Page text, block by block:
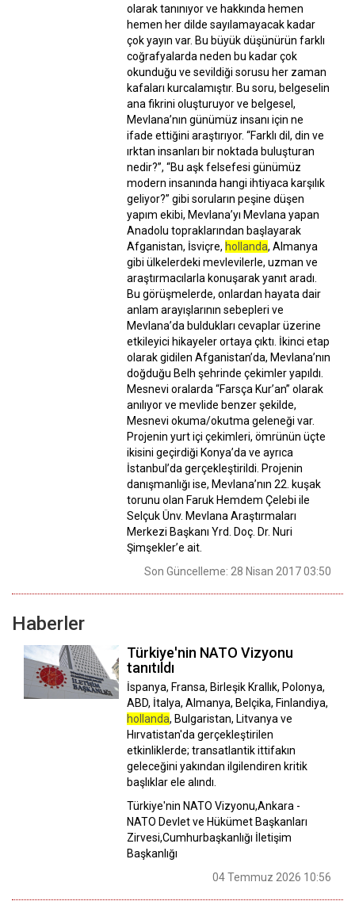
olarak tanınıyor ve hakkında hemen
hemen her dilde sayılamayacak kadar
çok yayın var. Bu büyük düşünürün farklı
coğrafyalarda neden bu kadar çok
okunduğu ve sevildiği sorusu her zaman
kafaları kurcalamıştır. Bu soru, belgeselin
ana fikrini oluşturuyor ve belgesel,
Mevlana’nın günümüz insanı için ne
ifade ettiğini araştırıyor. “Farklı dil, din ve
ırktan insanları bir noktada buluşturan
nedir?”, “Bu aşk felsefesi günümüz
modern insanında hangi ihtiyaca karşılık
geliyor?” gibi soruların peşine düşen
yapım ekibi, Mevlana’yı Mevlana yapan
Anadolu topraklarından başlayarak
Afganistan, İsviçre, hollanda, Almanya
gibi ülkelerdeki mevlevilerle, uzman ve
araştırmacılarla konuşarak yanıt aradı.
Bu görüşmelerde, onlardan hayata dair
anlam arayışlarının sebepleri ve
Mevlana’da buldukları cevaplar üzerine
etkileyici hikayeler ortaya çıktı. İkinci etap
olarak gidilen Afganistan’da, Mevlana’nın
doğduğu Belh şehrinde çekimler yapıldı.
Mesnevi oralarda “Farsça Kur’an” olarak
anılıyor ve mevlide benzer şekilde,
Mesnevi okuma/okutma geleneği var.
Projenin yurt içi çekimleri, ömrünün üçte
ikisini geçirdiği Konya’da ve ayrıca
İstanbul’da gerçekleştirildi. Projenin
danışmanlığı ise, Mevlana’nın 22. kuşak
torunu olan Faruk Hemdem Çelebi ile
Selçuk Ünv. Mevlana Araştırmaları
Merkezi Başkanı Yrd. Doç. Dr. Nuri
Şimşekler’e ait.
Son Güncelleme: 28 Nisan 2017 03:50
Haberler
Türkiye'nin NATO Vizyonu
tanıtıldı
İspanya, Fransa, Birleşik Krallık, Polonya,
ABD, İtalya, Almanya, Belçika, Finlandiya,
hollanda, Bulgaristan, Litvanya ve
Hırvatistan'da gerçekleştirilen
etkinliklerde; transatlantik ittifakın
geleceğini yakından ilgilendiren kritik
başlıklar ele alındı.
Türkiye'nin NATO Vizyonu,Ankara -
NATO Devlet ve Hükümet Başkanları
Zirvesi,Cumhurbaşkanlığı İletişim
Başkanlığı
04 Temmuz 2026 10:56